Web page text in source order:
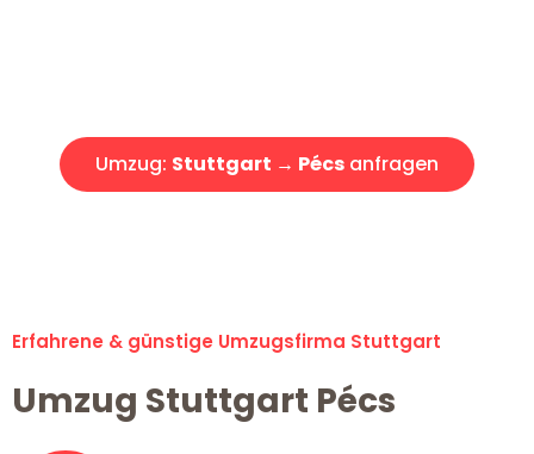
Umzug: Stuttgart → Pécs anfragen
Erfahrene & günstige Umzugsfirma Stuttgart
Umzug Stuttgart Pécs